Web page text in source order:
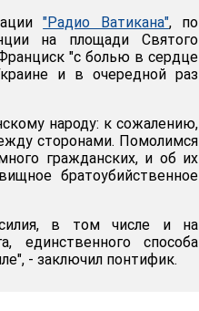
"Радио Ватикана", по
на площади Святого
"с болью в сердце
и в очередной раз
народу: к сожалению,
сторонами. Помолимся
гражданских, и об их
братоубийственное
в том числе и на
единственного способа
- заключил понтифик.